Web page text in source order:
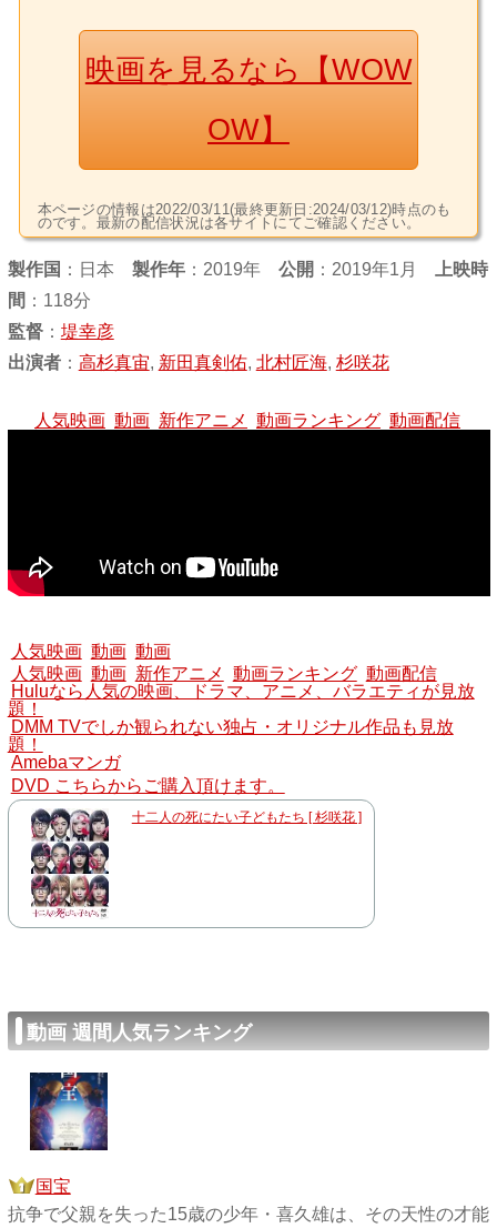
映画を見るなら【WOW
OW】
本ページの情報は2022/03/11(最終更新日:2024/03/12)時点のも
のです。最新の配信状況は各サイトにてご確認ください。
製作国 ： 日本 製作年：2019年 公開 ：2019年1月
上映時
間 ：118分
監督： 堤幸彦
出演者： 高杉真宙, 新田真剣佑, 北村匠海, 杉咲花
人気映画 動画 新作アニメ 動画ランキング 動画配信
人気映画 動画 動画
人気映画 動画 新作アニメ 動画ランキング 動画配信
Huluなら人気の映画、ドラマ、アニメ、バラエティが見放
題！
DMM TVでしか観られない独占・オリジナル作品も見放
題！
Amebaマンガ
DVD こちらからご購入頂けます。
十二人の死にたい子どもたち [ 杉咲花 ]
動画 週間人気ランキング
国宝
抗争で父親を失った15歳の少年・喜久雄は、その天性の才能